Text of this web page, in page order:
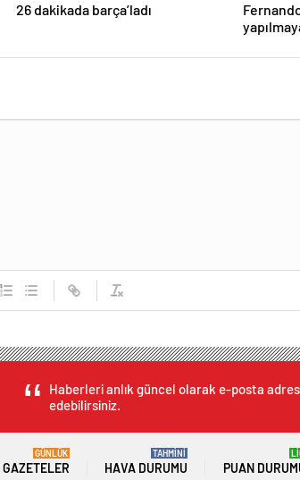
26 dakikada barça’ladı
Haberleri anlık güncel olarak e-posta
edebilirsiniz.
GAZETELER
GÜNLÜK
HAVA DURUMU
TAHMİNİ
PUAN